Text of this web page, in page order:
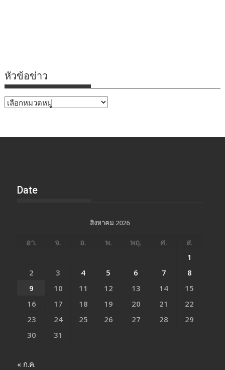
หัวข้อข่าว
หัวข้อ
Date
สิงหาคม 2026
อา. จ. อ. พ. พฤ. ศ.
ส.
1
2
3 4 5 6 7
8
9
10 11 12 13 14
15
16
17 18 19 20 21
22
23
24 25 26 27 28
29
30
31
« ก.ค.